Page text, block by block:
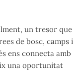
un tresor que
de bosc, camps i
ens connecta amb
una oportunitat